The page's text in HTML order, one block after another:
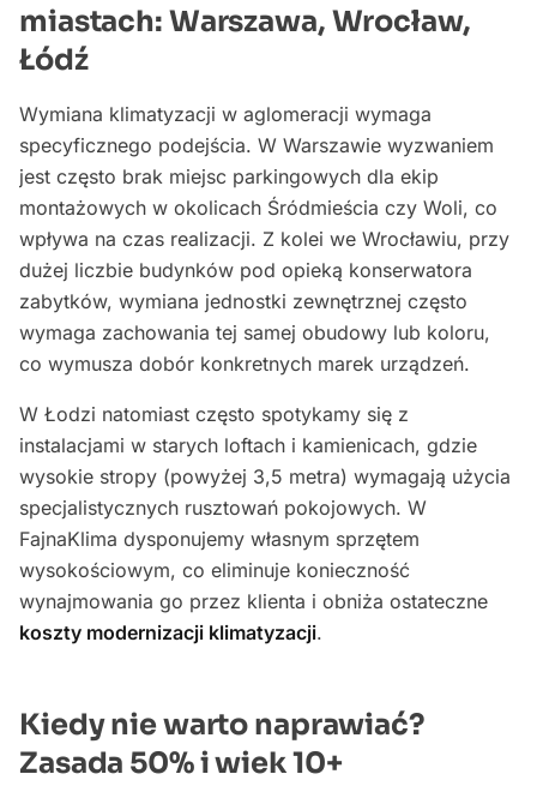
miastach: Warszawa, Wrocław,
Łódź
Wymiana klimatyzacji w aglomeracji wymaga
specyficznego podejścia. W Warszawie wyzwaniem
jest często brak miejsc parkingowych dla ekip
montażowych w okolicach Śródmieścia czy Woli, co
wpływa na czas realizacji. Z kolei we Wrocławiu, przy
dużej liczbie budynków pod opieką konserwatora
zabytków, wymiana jednostki zewnętrznej często
wymaga zachowania tej samej obudowy lub koloru,
co wymusza dobór konkretnych marek urządzeń.
W Łodzi natomiast często spotykamy się z
instalacjami w starych loftach i kamienicach, gdzie
wysokie stropy (powyżej 3,5 metra) wymagają użycia
specjalistycznych rusztowań pokojowych. W
FajnaKlima dysponujemy własnym sprzętem
wysokościowym, co eliminuje konieczność
wynajmowania go przez klienta i obniża ostateczne
koszty modernizacji klimatyzacji.
Kiedy nie warto naprawiać?
Zasada 50% i wiek 10+